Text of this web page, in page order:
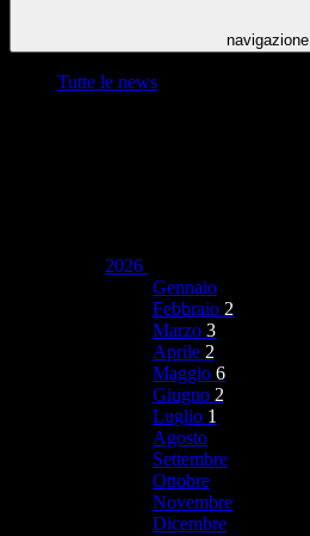
navigazione
Tutte le news
2026
Gennaio
Febbraio 2
Marzo 3
Aprile 2
Maggio 6
Giugno 2
Luglio 1
Agosto
Settembre
Ottobre
Novembre
Dicembre